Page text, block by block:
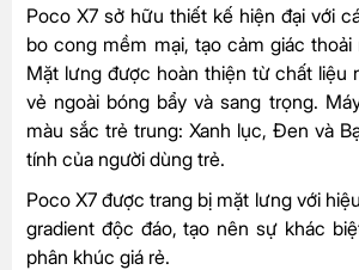
Poco X7 sở hữu thiết kế hiện đại với
bo cong mềm mại, tạo cảm giác thoải
Mặt lưng được hoàn thiện từ chất liệu
vẻ ngoài bóng bẩy và sang trọng.
màu sắc trẻ trung: Xanh lục, Đen và
tính của người dùng trẻ.
Poco X7 được trang bị mặt lưng với
gradient độc đáo, tạo nên sự khác
phân khúc giá rẻ.